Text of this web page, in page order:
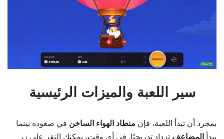
سير اللعبة والميزات الرئيسية
بمجرد أن تبدأ اللعبة، فإن منطاد الهواء الساخن في صعوده بينما
يبدأ
المضاعف تزداد تدريجيًا. في أي وقت، يمكنك النقر على زر